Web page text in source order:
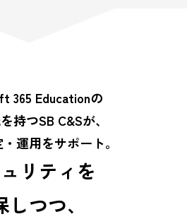
365 Educationの
持つSB C&Sが、
運用をサポート。
リティを
しつつ、